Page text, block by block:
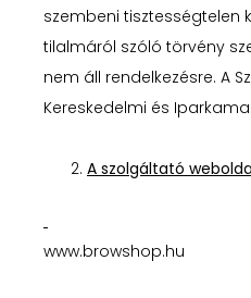
szembeni tisztességtelen
tilalmáról szóló törvény
nem áll rendelkezésre. A
Kereskedelmi és
A szolgáltató
www.browshop.hu